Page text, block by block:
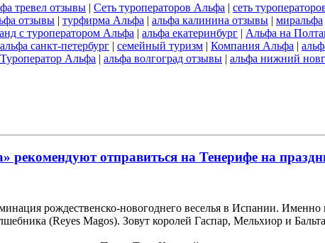
тревел отзывы | Сеть туроператоров Альфа | сеть
отзывы | турфирма Альфа | альфа калинина отзывы | миральфа
с туроператором Альфа | альфа екатеринбург | Альфа на
альфа санкт-петербург | семейный туризм | Компания Альфа |
Туроператор Альфа | альфа волгоград отзывы | альфа нижний
рекомендуют отправиться на Тенерифе на
рождественско-новогоднего веселья в Испании.
(Reyes Magos). Зовут королей Гаспар, Мельхиор и